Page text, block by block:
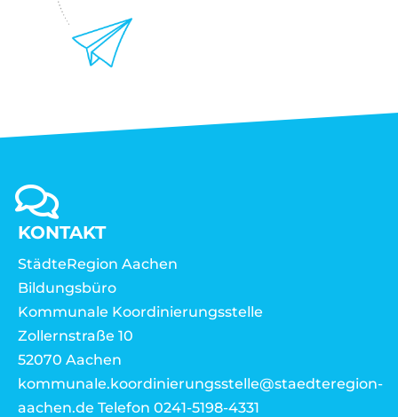
KONTAKT
StädteRegion Aachen
Bildungsbüro
Kommunale Koordinierungsstelle
Zollernstraße 10
52070 Aachen
kommunale.koordinierungsstelle@staedteregion-
aachen.de Telefon 0241-5198-4331